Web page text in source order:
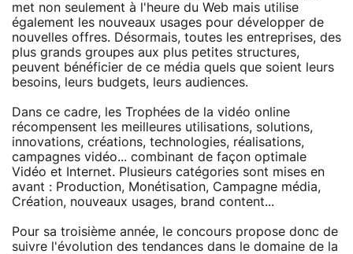
met non seulement à l'heure du Web mais utilise
également les nouveaux usages pour développer de
nouvelles offres. Désormais, toutes les entreprises, des
plus grands groupes aux plus petites structures,
peuvent bénéficier de ce média quels que soient leurs
besoins, leurs budgets, leurs audiences.
Dans ce cadre, les Trophées de la vidéo online
récompensent les meilleures utilisations, solutions,
innovations, créations, technologies, réalisations,
campagnes vidéo... combinant de façon optimale
Vidéo et Internet. Plusieurs catégories sont mises en
avant : Production, Monétisation, Campagne média,
Création, nouveaux usages, brand content...
Pour sa troisième année, le concours propose donc de
suivre l'évolution des tendances dans le domaine de la